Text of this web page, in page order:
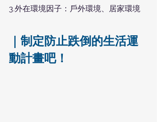
3.外在環境因子：戶外環境、居家環境
｜制定防止跌倒的生活運
動計畫吧！